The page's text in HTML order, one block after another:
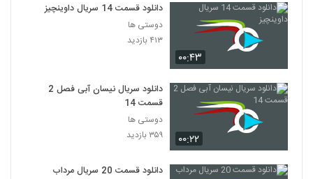
۰۰:۴۳
دانلود قسمت 14 سریال داوینچیز
دوستی ها
۴۱۳ بازدید
۰۰:۲۲
دانلود سریال نیسان آبی فصل 2
قسمت 14
دوستی ها
۳۵۹ بازدید
دانلود قسمت 20 سریال مرداب